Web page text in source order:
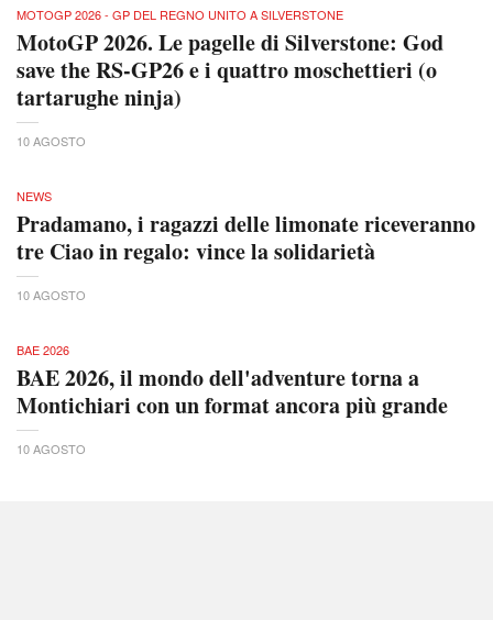
MOTOGP 2026 - GP DEL REGNO UNITO A SILVERSTONE
MotoGP 2026. Le pagelle di Silverstone: God
save the RS-GP26 e i quattro moschettieri (o
tartarughe ninja)
10 AGOSTO
NEWS
Pradamano, i ragazzi delle limonate riceveranno
tre Ciao in regalo: vince la solidarietà
10 AGOSTO
BAE 2026
BAE 2026, il mondo dell'adventure torna a
Montichiari con un format ancora più grande
10 AGOSTO